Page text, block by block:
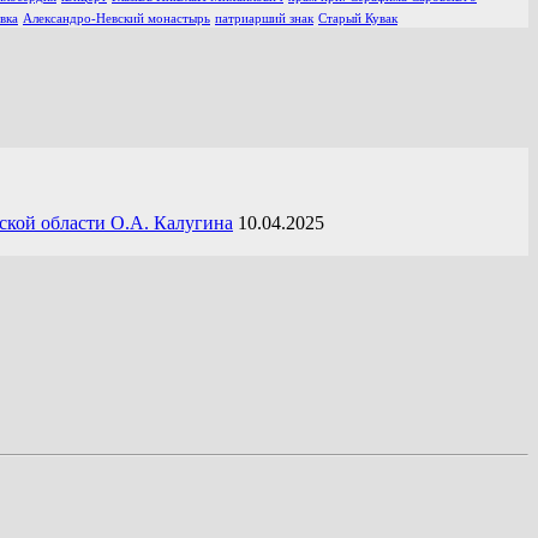
Александро-Невский монастырь патриарший знак Старый Кувак
области О.А. Калугина 10.04.2025